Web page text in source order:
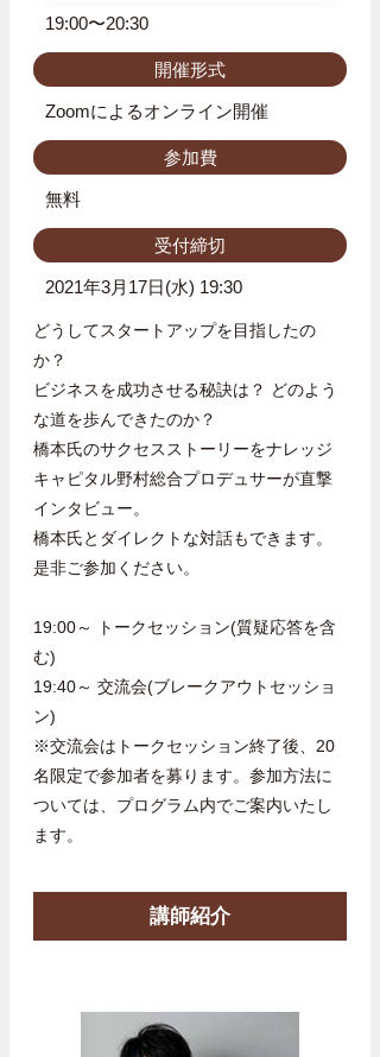
19:00〜20:30
開催形式
Zoomによるオンライン開催
参加費
無料
受付締切
2021年3月17日(水) 19:30
どうしてスタートアップを目指したの
か？
ビジネスを成功させる秘訣は？ どのよう
な道を歩んできたのか？
橋本氏のサクセスストーリーをナレッジ
キャピタル野村総合プロデュサーが直撃
インタビュー。
橋本氏とダイレクトな対話もできます。
是非ご参加ください。
19:00～ トークセッション(質疑応答を含
む)
19:40～ 交流会(ブレークアウトセッショ
ン)
※交流会はトークセッション終了後、20
名限定で参加者を募ります。参加方法に
ついては、プログラム内でご案内いたし
ます。
講師紹介